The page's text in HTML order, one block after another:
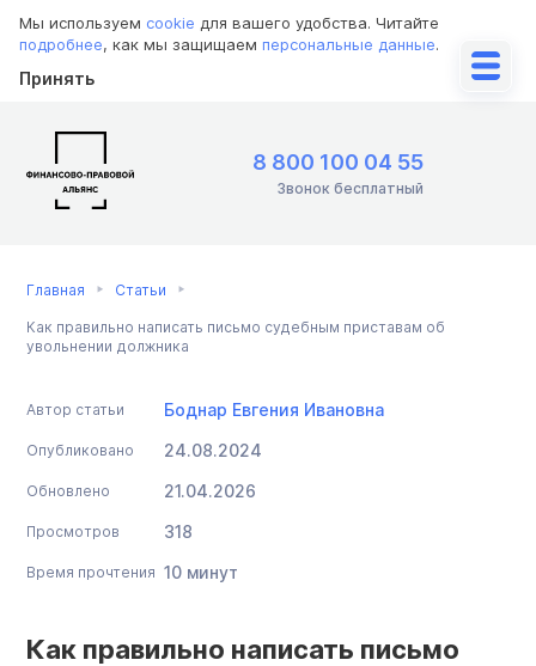
Мы используем cookie для вашего удобства. Читайте
подробнее, как мы защищаем персональные данные.
Принять
8 800 100 04 55
Звонок бесплатный
Главная Статьи
Как правильно написать письмо судебным приставам об
увольнении должника
Автор статьи Боднар Евгения Ивановна
Опубликовано 24.08.2024
Обновлено 21.04.2026
Просмотров 318
Время прочтения 10 минут
Как правильно написать письмо